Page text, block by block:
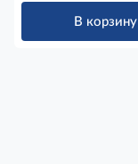
В корзину